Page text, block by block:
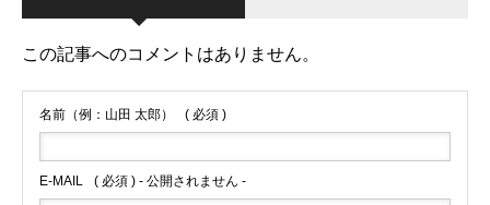
この記事へのコメントはありません。
名前（例：山田 太郎） ( 必須 )
E-MAIL ( 必須 ) - 公開されません -